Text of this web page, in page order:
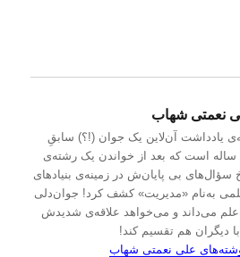
نعمتی شهاب
یادداشت‌ آن‌لاین یک جوان (!؟) سابقِ
و اندی ساله است که بعد از خواندن یک رشته‌ی
سؤال‌های بی پایان‌ش در زمینه‌ی بنیادهای
به‌نام «مدیریت» کشف کرد! جوان‌دلی
علم می‌داند و می‌خواهد علاقه‌ی شدیدش
دیگران هم تقسیم کند!
علی نعمتی شهاب